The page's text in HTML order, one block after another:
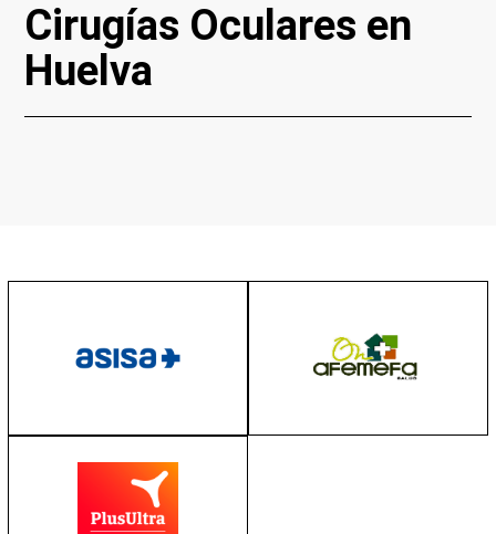
Cirugías Oculares en
Huelva